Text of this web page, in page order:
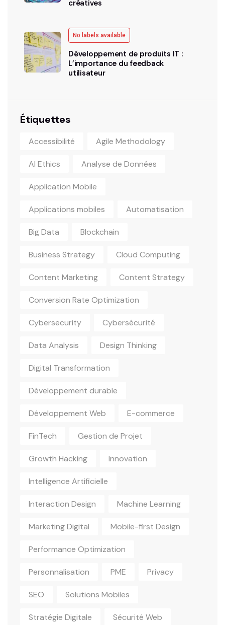
créatives
No labels available
Développement de produits IT :
L’importance du feedback
utilisateur
Étiquettes
Accessibilité Agile Methodology
AI Ethics Analyse de Données
Application Mobile
Applications mobiles Automatisation
Big Data Blockchain
Business Strategy Cloud Computing
Content Marketing Content Strategy
Conversion Rate Optimization
Cybersecurity Cybersécurité
Data Analysis Design Thinking
Digital Transformation
Développement durable
Développement Web E-commerce
FinTech Gestion de Projet
Growth Hacking Innovation
Intelligence Artificielle
Interaction Design Machine Learning
Marketing Digital Mobile-first Design
Performance Optimization
Personnalisation PME Privacy
SEO Solutions Mobiles
Stratégie Digitale Sécurité Web